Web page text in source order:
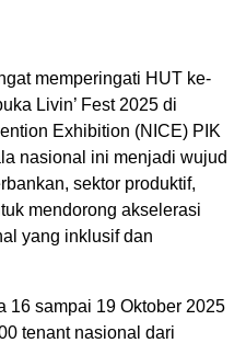
memperingati HUT ke-
Livin’ Fest 2025 di
Exhibition (NICE) PIK
nasional ini menjadi wujud
sektor produktif,
mendorong akselerasi
yang inklusif dan
16 sampai 19 Oktober 2025
tenant nasional dari